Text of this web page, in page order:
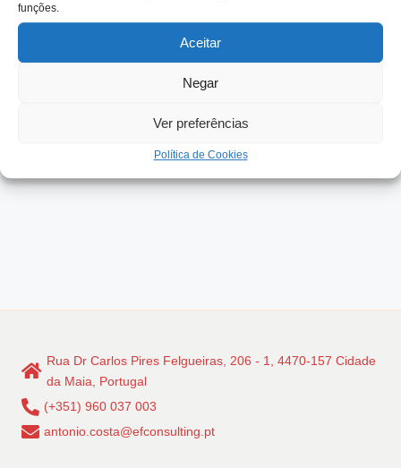
funções.
Aceitar
Negar
Ver preferências
Política de Cookies
by
António Nogueira da Costa
"Ninguém me pode dar, vou ter de trabalhar" Esta
Rua Dr Carlos Pires Felgueiras, 206 - 1, 4470-157 Cidade
da Maia, Portugal
(+351) 960 037 003
antonio.costa@efconsulting.pt